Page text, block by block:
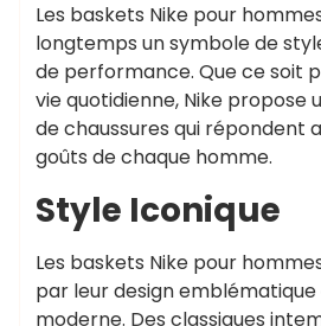
Les baskets Nike pour
longtemps un symbole de
de performance. Que ce soit
vie quotidienne, Nike propose
de chaussures qui répondent
goûts de chaque homme.
Style Iconique
Les baskets Nike pour
par leur design
moderne. Des classiques